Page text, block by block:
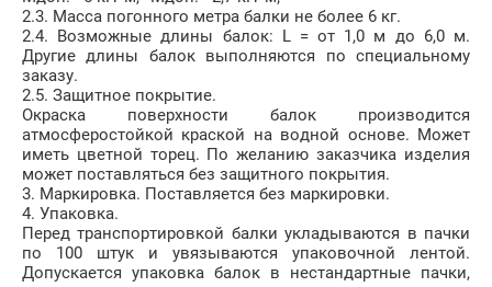
2.3. Масса погонного метра балки не более 6 кг.
2.4. Возможные длины балок: L = от 1,0 м до 6,0 м.
Другие длины балок выполняются по специальному
заказу.
2.5. Защитное покрытие.
Окраска поверхности балок производится
атмосферостойкой краской на водной основе. Может
иметь цветной торец. По желанию заказчика изделия
может поставляться без защитного покрытия.
3. Маркировка. Поставляется без маркировки.
4. Упаковка.
Перед транспортировкой балки укладываются в пачки
по 100 штук и увязываются упаковочной лентой.
Допускается упаковка балок в нестандартные пачки,